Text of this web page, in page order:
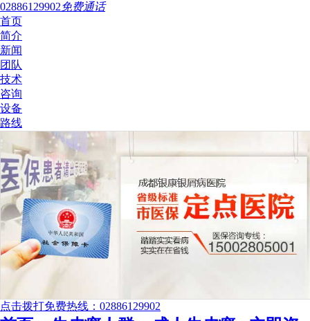
02886129902免费通话
首页
简介
新闻
团队
技术
咨询
设备
路线
点击拨打免费热线：02886129902